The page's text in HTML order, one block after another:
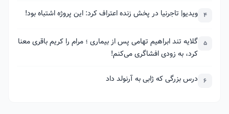
4 ویدیو| تاجرنیا در پخش زنده اعتراف کرد: این پروژه اشتباه بود!
5 گلایه تند ابراهیم تهامی پس از بیماری ؛ مرام را کریم باقری معنا
کرد، به زودی افشاگری می‌کنم!
6 درس بزرگی که ژابی به آرنولد داد